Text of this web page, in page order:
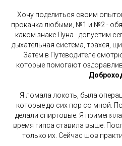
Хочу поделиться своим
прокачка любыми, №1 и №2 -
каком знаке Луна - допустим
дыхательная система, трахея,
Затем в Путеводителе
которые помогают
Я ломала локоть, была
которые до сих пор со мной.
делали спиртовые. Я
время гипса ставила выше.
только их. Сейчас шов